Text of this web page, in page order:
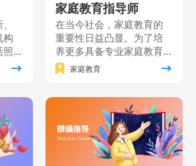
构
照
培
家庭教育指导师
在当今社会，家庭教育的
重要性日益凸显。为了培
养更多具备专业家庭教育
知识和技能的家长，我们
精心打造了一门家庭教育
理论知识与实践技能紧密
结合，致力于为广大家长
提供一个系统、全面的学
习平台。
家庭教育